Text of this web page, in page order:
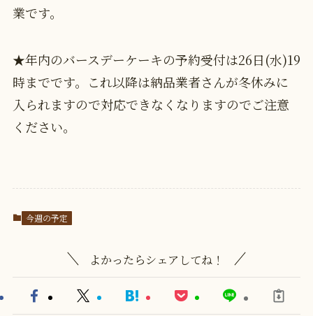
業です。
★年内のバースデーケーキの予約受付は26日(水)19
時までです。これ以降は納品業者さんが冬休みに
入られますので対応できなくなりますのでご注意
ください。
今週の予定
よかったらシェアしてね！